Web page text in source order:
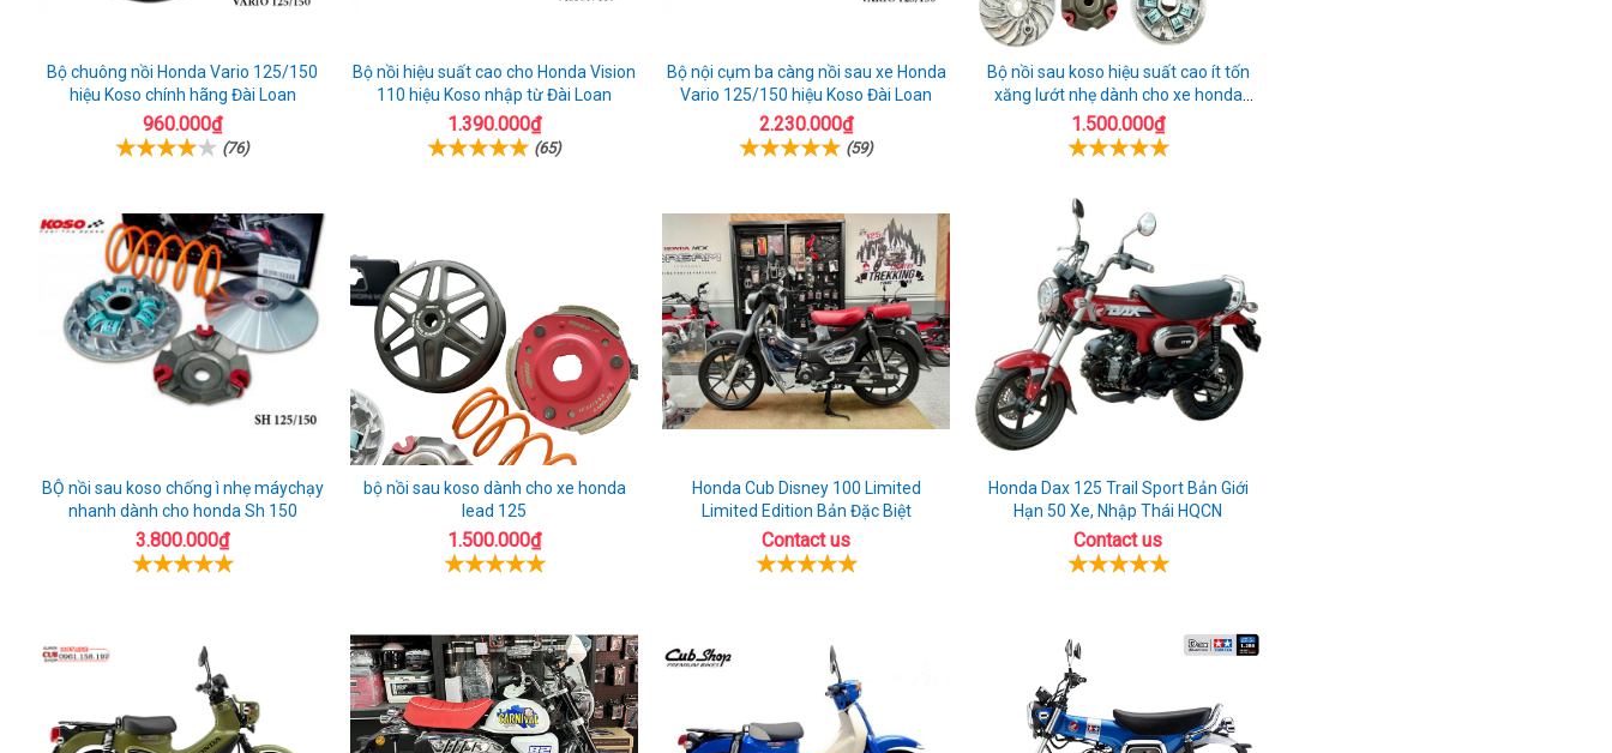
Bộ chuông nồi Honda Vario 125/150
hiệu Koso chính hãng Đài Loan
960.000₫
(76)
Bộ nồi hiệu suất cao cho Honda Vision
110 hiệu Koso nhập từ Đài Loan
1.390.000₫
(65)
Bộ nội cụm ba càng nồi sau xe Honda
Vario 125/150 hiệu Koso Đài Loan
2.230.000₫
(59)
Bộ nồi sau koso hiệu suất cao ít tốn
xăng lướt nhẹ dành cho xe honda
AIrblade 150
1.500.000₫
BỘ nồi sau koso chống ì nhẹ máychạy
nhanh dành cho honda Sh 150
3.800.000₫
bộ nồi sau koso dành cho xe honda
lead 125
1.500.000₫
Honda Cub Disney 100 Limited
Limited Edition Bản Đặc Biệt
Contact us
Honda Dax 125 Trail Sport Bản Giới
Hạn 50 Xe, Nhập Thái HQCN
Contact us